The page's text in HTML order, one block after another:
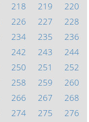
218 219
220
226 227
228
234 235
236
242 243
244
250 251
252
258 259
260
266 267
268
274 275
276